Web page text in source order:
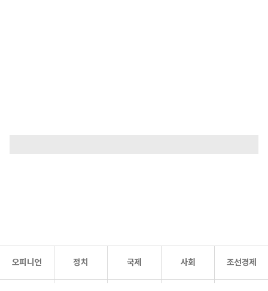
오피니언 정치 국제 사회 조선경제